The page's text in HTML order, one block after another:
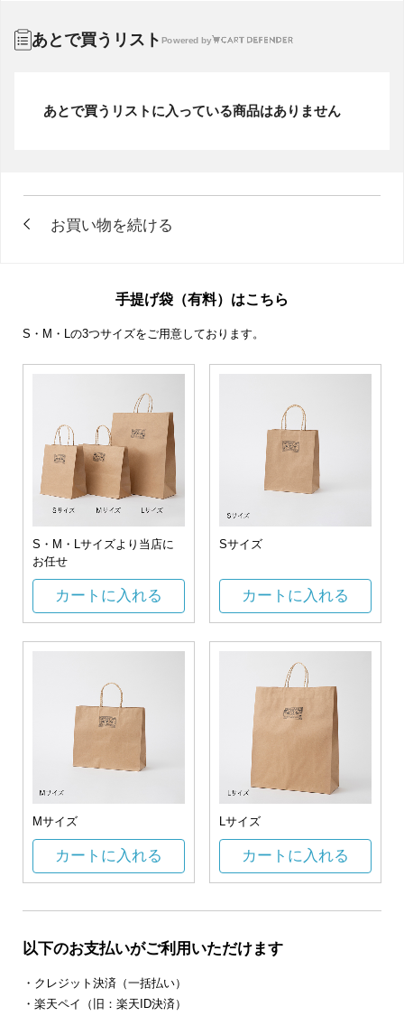
あとで買うリスト Powered by
あとで買うリストに入っている商品はありません
手提げ袋（有料）はこちら
S・M・Lの3つサイズをご用意しております。
S・M・Lサイズより当店に
お任せ
カートに入れる
Sサイズ
カートに入れる
Mサイズ
カートに入れる
Lサイズ
カートに入れる
以下のお支払いがご利用いただけます
・クレジット決済（一括払い）
・楽天ペイ（旧：楽天ID決済）